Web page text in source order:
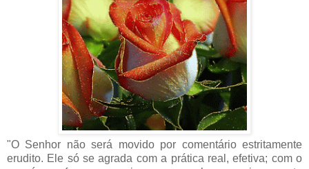
"O Senhor não será movido por comentário estritamente
erudito. Ele só se agrada com a prática real, efetiva; com o